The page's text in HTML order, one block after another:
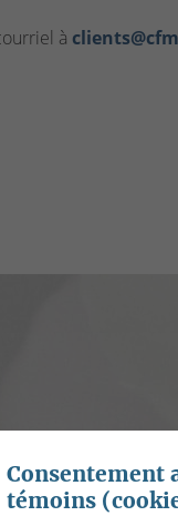
à
Consentement
témoins